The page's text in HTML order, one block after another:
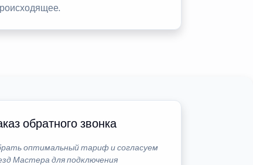
обратного звонка
оптимальный тариф и согласуем
Мастера для подключения